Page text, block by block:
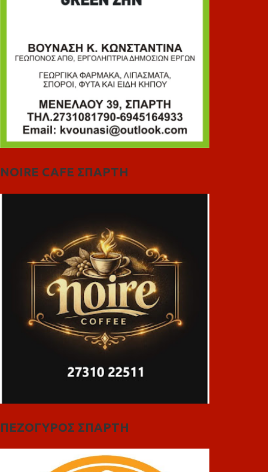
NOIRE CAFE ΣΠΑΡΤΗ
ΠΕΖΟΓΥΡΟΣ ΣΠΑΡΤΗ